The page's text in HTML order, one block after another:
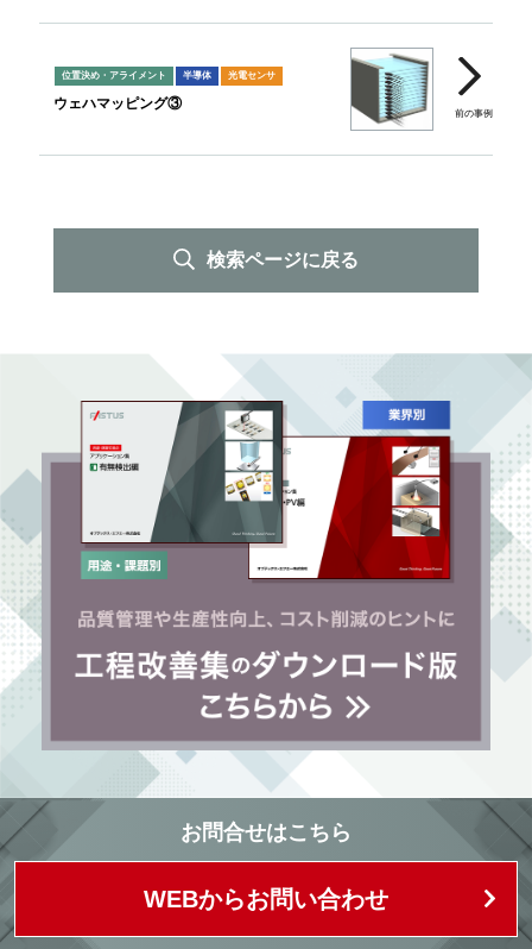
位置決め・アライメント 半導体 光電センサ
ウェハマッピング③
検索ページに戻る
お問合せはこちら
WEBからお問い合わせ